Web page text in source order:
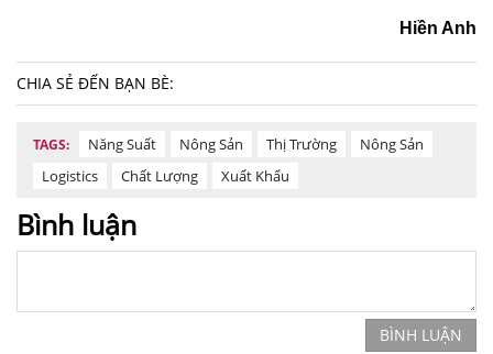
Hiền Anh
CHIA SẺ ĐẾN BẠN BÈ:
TAGS: Năng Suất Nông Sản Thị Trường
Nông Sản
Logistics
Chất Lượng Xuất Khẩu
Bình luận
BÌNH LUẬN